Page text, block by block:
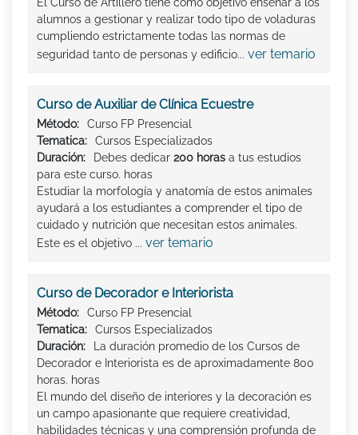
El Curso de Artillero tiene como objetivo enseñar a los
alumnos a gestionar y realizar todo tipo de voladuras
cumpliendo estrictamente todas las normas de
seguridad tanto de personas y edificio... ver temario
Curso de Auxiliar de Clínica Ecuestre
Método:
Curso FP Presencial
Tematica:
Cursos Especializados
Duración:
Debes dedicar 200 horas a tus estudios
para este curso. horas
Estudiar la morfología y anatomía de estos animales
ayudará a los estudiantes a comprender el tipo de
cuidado y nutrición que necesitan estos animales.
Este es el objetivo ... ver temario
Curso de Decorador e Interiorista
Método:
Curso FP Presencial
Tematica:
Cursos Especializados
Duración:
La duración promedio de los Cursos de
Decorador e Interiorista es de aproximadamente 800
horas. horas
El mundo del diseño de interiores y la decoración es
un campo apasionante que requiere creatividad,
habilidades técnicas y una comprensión profunda de